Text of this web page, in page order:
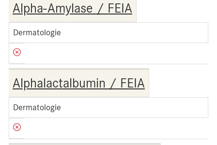
Alpha-Amylase / FEIA
Dermatologie
Alphalactalbumin / FEIA
Dermatologie